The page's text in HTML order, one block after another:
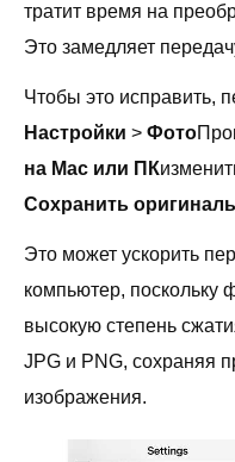
тратит время на
Это замедляет
Чтобы это исправить,
Настройки > Фото
на Mac или ПК
Сохранить
Это может ускорить
компьютер, поскольку
высокую степень
JPG и PNG, сохраняя
изображения.